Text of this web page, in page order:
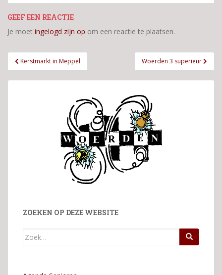
GEEF EEN REACTIE
Je moet ingelogd zijn op om een reactie te plaatsen.
Bericht
navigatie
Kerstmarkt in Meppel Woerden 3 superieur
ZOEKEN OP DEZE WEBSITE
Zoek